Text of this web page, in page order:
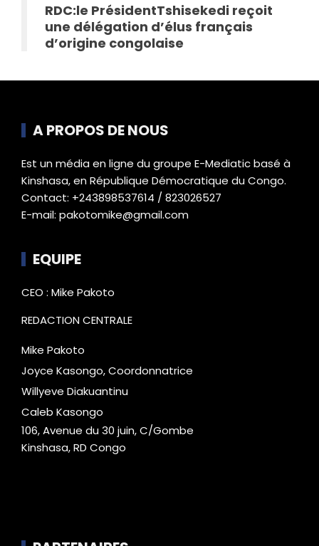
RDC:le PrésidentTshisekedi reçoit
une délégation d’élus français
d’origine congolaise
A PROPOS DE NOUS
Est un média en ligne du groupe E-Mediatic basé à
Kinshasa, en République Démocratique du Congo.
Contact: +243898537614 / 823026527
E-mail: pakotomike@gmail.com
EQUIPE
CEO : Mike Pakoto
REDACTION CENTRALE
Mike Pakoto
Joyce Kasongo, Coordonnatrice
Willyeve Diakuantinu
Caleb Kasongo
106, Avenue du 30 juin, C/Gombe
Kinshasa, RD Congo